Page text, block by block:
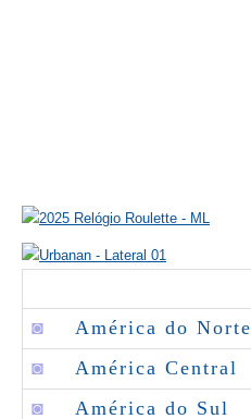
◙
América do Norte
◙
América Central
◙
América do Sul